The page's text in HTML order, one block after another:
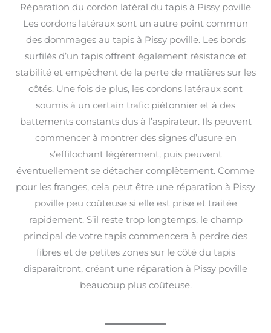
Réparation du cordon latéral du tapis à Pissy poville
Les cordons latéraux sont un autre point commun
des dommages au tapis à Pissy poville. Les bords
surfilés d’un tapis offrent également résistance et
stabilité et empêchent de la perte de matières sur les
côtés. Une fois de plus, les cordons latéraux sont
soumis à un certain trafic piétonnier et à des
battements constants dus à l’aspirateur. Ils peuvent
commencer à montrer des signes d’usure en
s’effilochant légèrement, puis peuvent
éventuellement se détacher complètement. Comme
pour les franges, cela peut être une réparation à Pissy
poville peu coûteuse si elle est prise et traitée
rapidement. S’il reste trop longtemps, le champ
principal de votre tapis commencera à perdre des
fibres et de petites zones sur le côté du tapis
disparaîtront, créant une réparation à Pissy poville
beaucoup plus coûteuse.